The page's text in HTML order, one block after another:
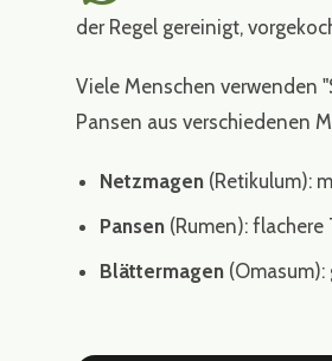
der Regel gereinigt,
Viele Menschen verwenden
Pansen aus verschiedenen
Netzmagen (Retikulum):
Pansen (Rumen): flachere
Blättermagen